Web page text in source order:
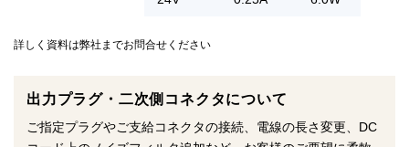
詳しく資料は弊社までお問合せください
出力プラグ・二次側コネクタについて
ご指定プラグやご支給コネクタの接続、電線の長さ変更、DC